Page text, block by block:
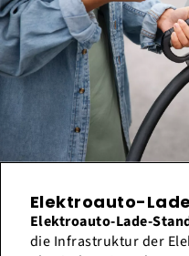
Elektroauto-
Elektroauto-Lade-
die Infrastruktur der